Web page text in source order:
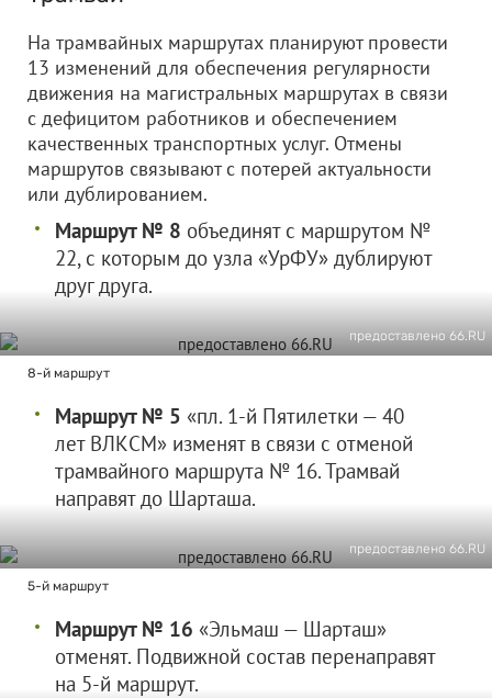
На трамвайных маршрутах планируют провести
13 изменений для обеспечения регулярности
движения на магистральных маршрутах в связи
с дефицитом работников и обеспечением
качественных транспортных услуг. Отмены
маршрутов связывают с потерей актуальности
или дублированием.
Маршрут № 8 объединят с маршрутом №
22, с которым до узла «УрФУ» дублируют
друг друга.
предоставлено 66.RU
8-й маршрут
Маршрут № 5 «пл. 1-й Пятилетки — 40
лет ВЛКСМ» изменят в связи с отменой
трамвайного маршрута № 16. Трамвай
направят до Шарташа.
предоставлено 66.RU
5-й маршрут
Маршрут № 16 «Эльмаш — Шарташ»
отменят. Подвижной состав перенаправят
на 5-й маршрут.